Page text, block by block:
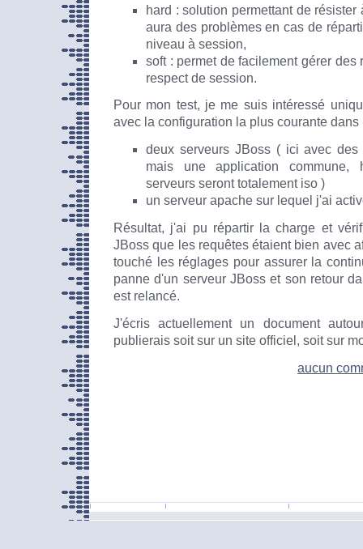
hard : solution permettant de
aura des problèmes en cas de
niveau à session,
soft : permet de facilement gérer des
respect de session.
Pour mon test, je me suis intéressé
avec la configuration la plus courante dans
deux serveurs JBoss ( ici avec des
mais une application commune,
serveurs seront totalement iso )
un serveur apache sur lequel j'ai
Résultat, j'ai pu répartir la charge et
JBoss que les requêtes étaient bien avec
touché les réglages pour assurer la
panne d'un serveur JBoss et son retour
est relancé.
J'écris actuellement un document
publierais soit sur un site officiel, soit sur
aucun